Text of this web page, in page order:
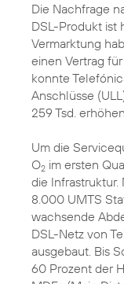
Die Nachfrage
DSL-Produkt ist
Vermarktung
einen Vertrag
konnte
Anschlüsse
259 Tsd.
Um die
O2 im ersten
die
8.000 UMTS
wachsende
DSL-Netz von
ausgebaut. Bis
60 Prozent der